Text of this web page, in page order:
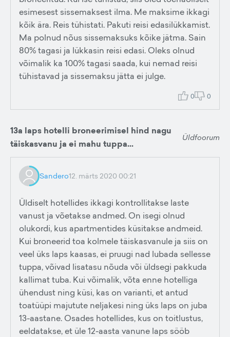
esimesest sissemaksest ilma. Me maksime ikkagi
kõik ära. Reis tühistati. Pakuti reisi edasilükkamist.
Ma polnud nõus sissemaksuks kõike jätma. Sain
80% tagasi ja lükkasin reisi edasi. Oleks olnud
võimalik ka 100% tagasi saada, kui nemad reisi
tühistavad ja sissemaksu jätta ei julge.
0 0
13a laps hotelli broneerimisel hind nagu
täiskasvanu ja ei mahu tuppa...
Üldfoorum
Sandero12. märts 2020 00:21
Üldiselt hotellides ikkagi kontrollitakse laste
vanust ja võetakse andmed. On isegi olnud
olukordi, kus apartmentides küsitakse andmeid.
Kui broneerid toa kolmele täiskasvanule ja siis on
veel üks laps kaasas, ei pruugi nad lubada sellesse
tuppa, võivad lisatasu nõuda või üldsegi pakkuda
kallimat tuba. Kui võimalik, võta enne hotelliga
ühendust ning küsi, kas on varianti, et antud
toatüüpi majutute neljakesi ning üks laps on juba
13-aastane. Osades hotellides, kus on toitlustus,
eeldatakse, et üle 12-aasta vanune laps sööb